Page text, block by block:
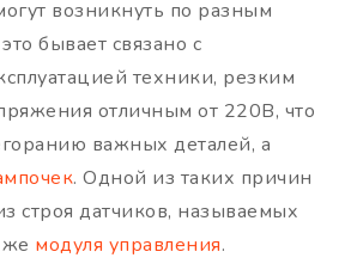
возникнуть по разным
бывает связано с
техники, резким
отличным от 220В, что
важных деталей, а
. Одной из таких причин
строя датчиков, называемых
модуля управления.